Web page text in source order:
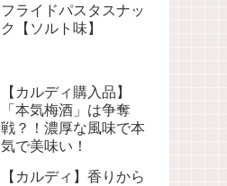
フライドパスタスナッ
ク【ソルト味】
【カルディ購入品】
「本気梅酒」は争奪
戦？！濃厚な風味で本
気で美味い！
【カルディ】香りから